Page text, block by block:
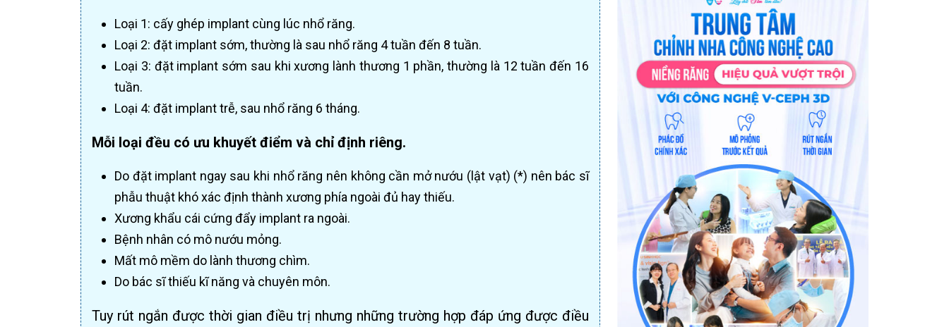
Loại 1: cấy ghép implant cùng lúc nhổ răng.
Loại 2: đặt implant sớm, thường là sau nhổ răng 4 tuần đến 8 tuần.
Loại 3: đặt implant sớm sau khi xương lành thương 1 phần, thường là 12 tuần đến 16
tuần.
Loại 4: đặt implant trễ, sau nhổ răng 6 tháng.
Mỗi loại đều có ưu khuyết điểm và chỉ định riêng.
Do đặt implant ngay sau khi nhổ răng nên không cần mở nướu (lật vạt) (*) nên bác sĩ
phẫu thuật khó xác định thành xương phía ngoài đủ hay thiếu.
Xương khẩu cái cứng đẩy implant ra ngoài.
Bệnh nhân có mô nướu mỏng.
Mất mô mềm do lành thương chìm.
Do bác sĩ thiếu kĩ năng và chuyên môn.
Tuy rút ngắn được thời gian điều trị nhưng những trường hợp đáp ứng được điều